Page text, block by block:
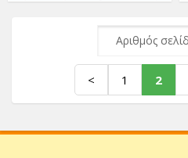
< 1 2